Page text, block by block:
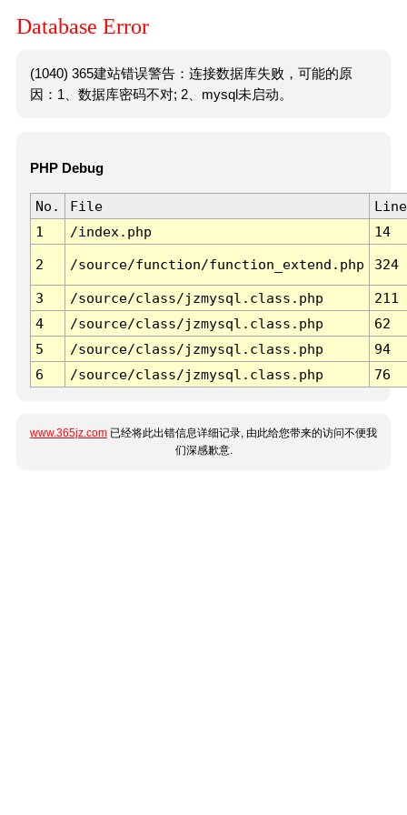
Database Error
(1040) 365建站错误警告：连接数据库失败，可能的原
因：1、数据库密码不对; 2、mysql未启动。
PHP Debug
No. File
Line
1
/index.php 14
2 /source/function/function_extend.php 324
3 /source/class/jzmysql.class.php
211
4
/source/class/jzmysql.class.php
62
5
/source/class/jzmysql.class.php
94
6
/source/class/jzmysql.class.php 76
www.365jz.com 已经将此出错信息详细记录, 由此给您带来的访问不便我
们深感歉意.